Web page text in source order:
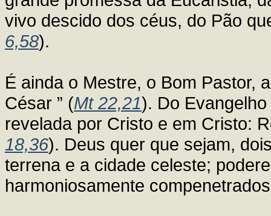
vivo descido dos céus, do Pão
6,58).
É ainda o Mestre, o Bom Pastor,
César ” (Mt 22,21). Do
revelada por Cristo e em Cristo:
18,36). Deus quer que sejam,
terrena e a cidade celeste;
harmoniosamente